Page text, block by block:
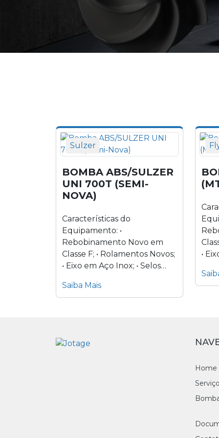
Bomba ABS/SULZER UNI 700T
(Semi-Nova)
Sulzer
BOMBA ABS/SULZER
UNI 700T (SEMI-
NOVA)
Características do
Equipamento: •
Rebobinamento Novo em
Classe F; • Rolamentos Novos;
• Eixo em Aço Inox; • Selos
tungstênio; •...
Saiba Mais
•
Home